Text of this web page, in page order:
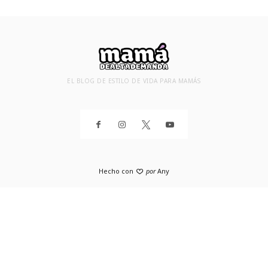
EL BLOG DE ESTILO DE VIDA PARA MAMÁS
Hecho con porAny